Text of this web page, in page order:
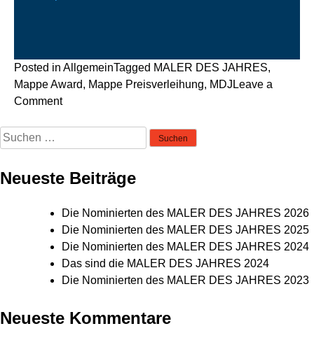
Posted in AllgemeinTagged MALER DES JAHRES,
Mappe Award, Mappe Preisverleihung, MDJ Leave a
Commenton
beim
DES
2018
Suchen
nach:
Neueste Beiträge
Die Nominierten des MALER DES JAHRES 2026
Die Nominierten des MALER DES JAHRES 2025
Die Nominierten des MALER DES JAHRES 2024
Das sind die MALER DES JAHRES 2024
Die Nominierten des MALER DES JAHRES 2023
Neueste Kommentare